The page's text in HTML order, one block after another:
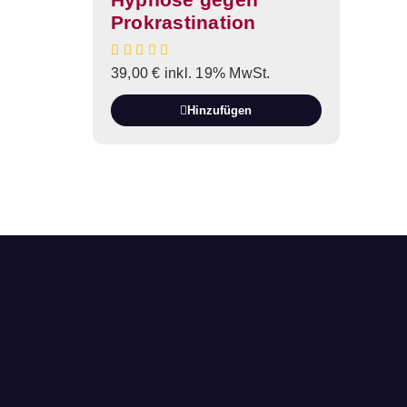
Prokrastination
39,00€ inkl. 19% MwSt.
Hinzufügen